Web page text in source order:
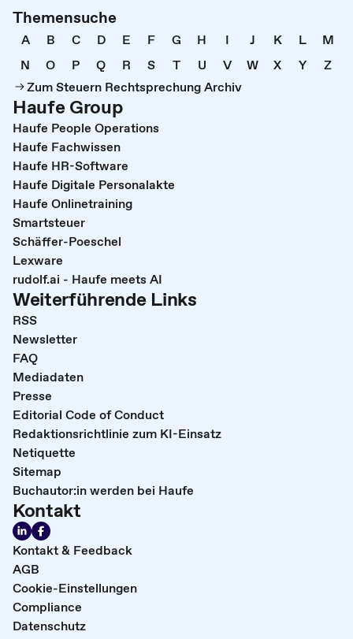
Themensuche
A B C D E F G H I J K L
M
N
O P Q R S T U V W X Y
Z
Zum Steuern Rechtsprechung Archiv
Haufe Group
Haufe People Operations
Haufe Fachwissen
Haufe HR-Software
Haufe Digitale Personalakte
Haufe Onlinetraining
Smartsteuer
Schäffer-Poeschel
Lexware
rudolf.ai - Haufe meets AI
Weiterführende Links
RSS
Newsletter
FAQ
Mediadaten
Presse
Editorial Code of Conduct
Redaktionsrichtlinie zum KI-Einsatz
Netiquette
Sitemap
Buchautor:in werden bei Haufe
Kontakt
Kontakt & Feedback
AGB
Cookie-Einstellungen
Compliance
Datenschutz